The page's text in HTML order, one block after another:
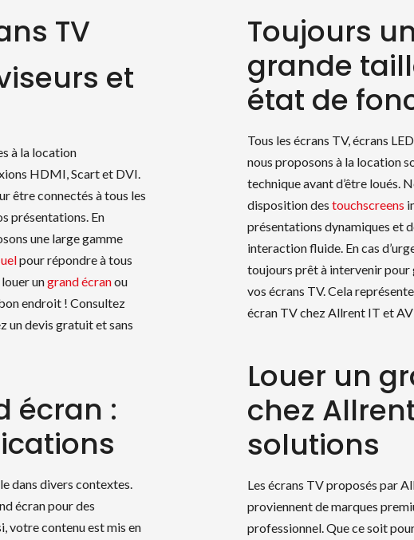
TV
et
à la location
HDMI, Scart et DVI.
être connectés à tous les
présentations. En
une large gamme
pour répondre à tous
ungrand écranou
endroit ! Consultez
un devis gratuit et sans
écran :
dans divers contextes.
écran pour des
votre contenu est mis en
Toujours
grande
état de
Tous les écrans TV, écrans
nous proposons à la location
technique avant d’être loués.
disposition des touchscreens
présentations dynamiques et
interaction fluide. En cas
toujours prêt à intervenir
vos écrans TV. Cela
écran TV chez Allrent IT et
Louer un
chez
solutions
Les écrans TV proposés par
proviennent de marques
professionnel. Que ce soit